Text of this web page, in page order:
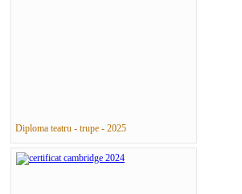
Diploma teatru - trupe - 2025